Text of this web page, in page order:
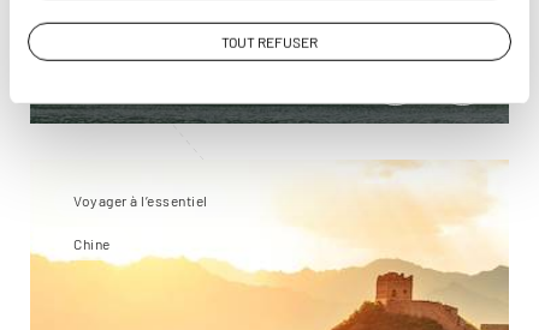
TOUT REFUSER
10 jours / 8 nuits
Voyager à l’essentiel
Chine